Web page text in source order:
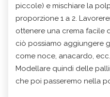
piccole) e mischiare la
proporzione 1 a 2.
ottenere una crema facile
ciò possiamo aggiungere
come noce, anacardo, ecc.
Modellare quindi delle
che poi passeremo nella